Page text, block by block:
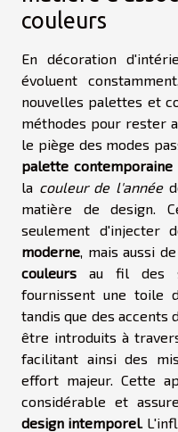
couleurs
En décoration
évoluent
nouvelles palettes et
méthodes pour rester
le piège des modes
palette contemporaine
la couleur de l'année
matière de design.
seulement d'injecter
moderne , mais aussi
couleurs au fil des
fournissent une toile
tandis que des accents
être introduits à
facilitant ainsi des
effort majeur. Cette
considérable et
design intemporel .